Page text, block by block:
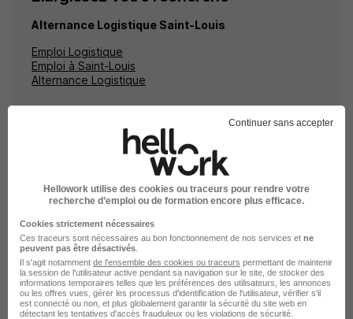
Alternance Logistique Saint-Louis
Emploi Logistique
Emploi à Saint-Louis
Alternance Logistique
Emplois & formations
Emploi Logistique
Alternance Logistique
Stage Logistique
Intérim Logistique
Continuer sans accepter
Hellowork utilise des cookies ou traceurs pour rendre votre
recherche d’emploi ou de formation encore plus efficace.
Cookies strictement nécessaires
Ces traceurs sont nécessaires au bon fonctionnement de nos services et ne
peuvent pas être désactivés
Il s'agit notamment de l'ensemble des cookies ou traceurs permettant de maintenir
la session de l'utilisateur active pendant sa navigation sur le site, de stocker des
informations temporaires telles que les préférences des utilisateurs, les annonces
ou les offres vues, gérer les processus d'identification de l'utilisateur, vérifier s'il
est connecté ou non, et plus globalement garantir la sécurité du site web en
détectant les tentatives d'accès frauduleux ou les violations de sécurité.